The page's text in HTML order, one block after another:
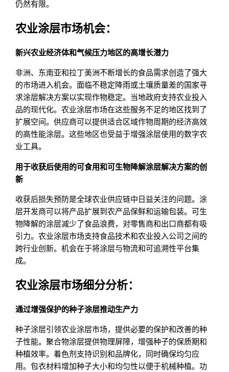
仍然有限。
农业涂层市场机会：
新兴农业经济体和气候压力地区的高增长潜力
非洲、东南亚和拉丁美洲不断增长的食品需求创造了强大
的市场进入机会。面临不稳定降雨或土壤质量差的国家寻
求涂层解决方案以实现作物稳定。当地政府支持农业投入
品的现代化。农业涂层市场在这些服务不足的地区找到了
扩展空间。供应商可以提供适合区域作物周期的经济高效
的高性能涂层。这些地区也受益于增强涂层使用的数字农
业工具。
用于收获后使用的可食用和可生物降解涂层解决方案的创
新
收获后损失预防是全球农业供应链中日益关注的问题。涂
层开发商可以将产品扩展到农产品保鲜和运输包装。可生
物降解的涂层减少了食品浪费，对零售商和出口商都有吸
引力。农业涂层市场支持食品技术和农业投入公司之间的
跨行业创新。机会在于将涂层与物流和可追溯性平台集
成。
农业涂层市场细分分析：
通过增强保护的种子涂层推动生产力
种子涂层引领农业涂层市场，提供必要的保护和改善的种
子性能。聚合物涂层提供物理屏障，增强种子的保质期和
种植效率。着色剂支持识别和品牌化，同时确保均匀应
用。包衣材料增加种子大小和均匀性以便于机械种植。功